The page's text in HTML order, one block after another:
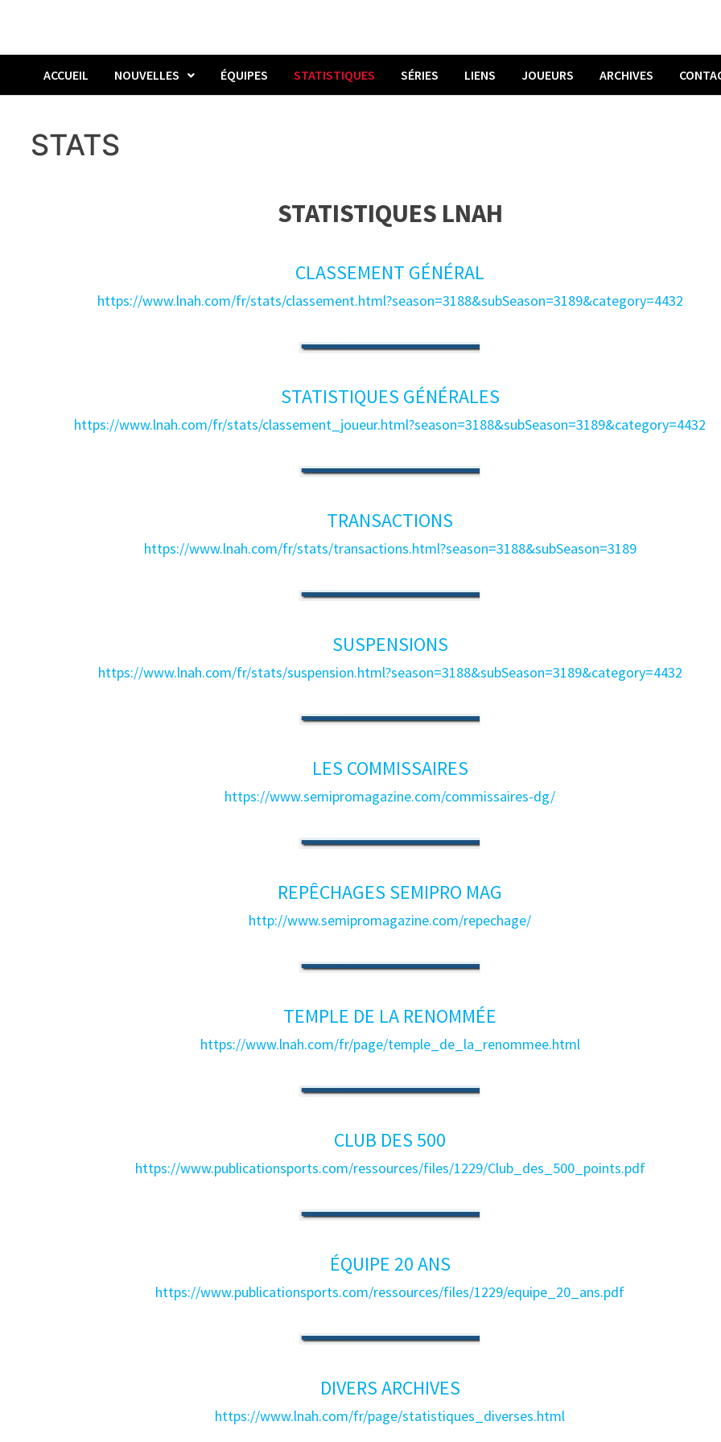
ACCUEIL NOUVELLES ÉQUIPES STATISTIQUES SÉRIES LIENS JOUEURS ARCHIVES
STATS
STATISTIQUES LNAH
CLASSEMENT GÉNÉRAL
https://www.lnah.com/fr/stats/classement.html?season=3188&subSeason=3189&category=4432
STATISTIQUES GÉNÉRALES
https://www.lnah.com/fr/stats/classement_joueur.html?season=3188&subSeason=3189&category=4432
TRANSACTIONS
https://www.lnah.com/fr/stats/transactions.html?season=3188&subSeason=3189
SUSPENSIONS
https://www.lnah.com/fr/stats/suspension.html?season=3188&subSeason=3189&category=4432
LES COMMISSAIRES
https://www.semipromagazine.com/commissaires-dg/
REPÊCHAGES SEMIPRO MAG
http://www.semipromagazine.com/repechage/
TEMPLE DE LA RENOMMÉE
https://www.lnah.com/fr/page/temple_de_la_renommee.html
CLUB DES 500
https://www.publicationsports.com/ressources/files/1229/Club_des_500_points.pdf
ÉQUIPE 20 ANS
https://www.publicationsports.com/ressources/files/1229/equipe_20_ans.pdf
DIVERS ARCHIVES
https://www.lnah.com/fr/page/statistiques_diverses.html